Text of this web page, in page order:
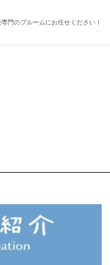
門のブルームにお任せください！